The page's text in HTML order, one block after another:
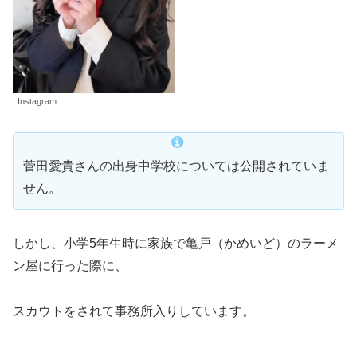
Instagram
菅田愛貴さんの出身中学校については公開されていま
せん。
しかし、小学5年生時に家族で亀戸（かめいど）のラーメ
ン屋に行った際に、
スカウトをされて事務所入りしています。